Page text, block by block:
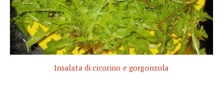
Insalata di cicorino e gorgonzola